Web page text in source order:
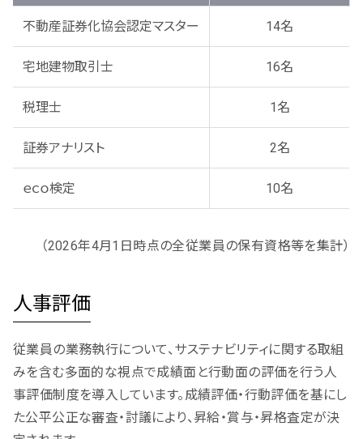
不動産証券化協会認定マスター 14名
宅地建物取引士 16名
税理士 1名
証券アナリスト 2名
ｅｃｏ検定 10名
（2026年4月1日時点の全従業員の保有資格等を集計）
人事評価
従業員の業務執行について、サステナビリティに関する取組
みを含む多面的な視点で成績面と行動面の評価を行う人
事評価制度を導入しています。成績評価・行動評価を基にし
た公平公正な審査・討議により、昇給・賞与・昇格査定が決